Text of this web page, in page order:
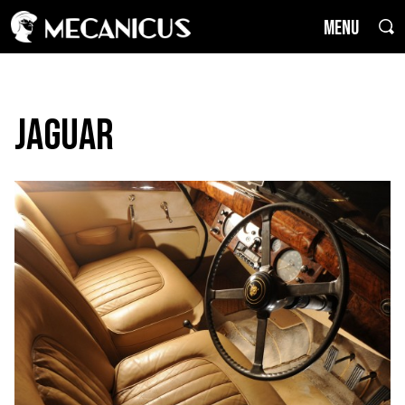
MENU
Jaguar